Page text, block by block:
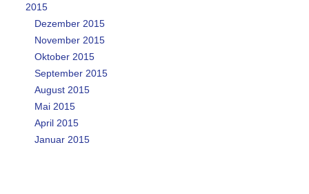
2015
Dezember 2015
November 2015
Oktober 2015
September 2015
August 2015
Mai 2015
April 2015
Januar 2015